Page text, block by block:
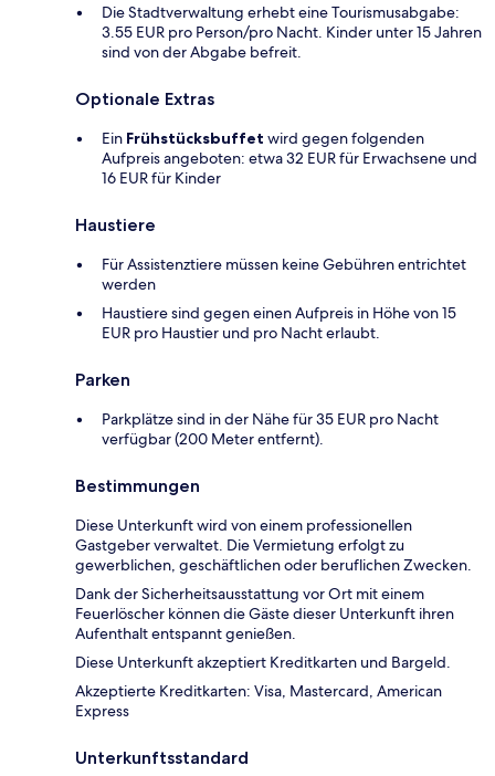
Die Stadtverwaltung erhebt eine Tourismusabgabe:
3.55 EUR pro Person/pro Nacht. Kinder unter 15 Jahren
sind von der Abgabe befreit.
Optionale Extras
Ein Frühstücksbuffet wird gegen folgenden
Aufpreis angeboten: etwa 32 EUR für Erwachsene und
16 EUR für Kinder
Haustiere
Für Assistenztiere müssen keine Gebühren entrichtet
werden
Haustiere sind gegen einen Aufpreis in Höhe von 15
EUR pro Haustier und pro Nacht erlaubt.
Parken
Parkplätze sind in der Nähe für 35 EUR pro Nacht
verfügbar (200 Meter entfernt).
Bestimmungen
Diese Unterkunft wird von einem professionellen
Gastgeber verwaltet. Die Vermietung erfolgt zu
gewerblichen, geschäftlichen oder beruflichen Zwecken.
Dank der Sicherheitsausstattung vor Ort mit einem
Feuerlöscher können die Gäste dieser Unterkunft ihren
Aufenthalt entspannt genießen.
Diese Unterkunft akzeptiert Kreditkarten und Bargeld.
Akzeptierte Kreditkarten: Visa, Mastercard, American
Express
Unterkunftsstandard